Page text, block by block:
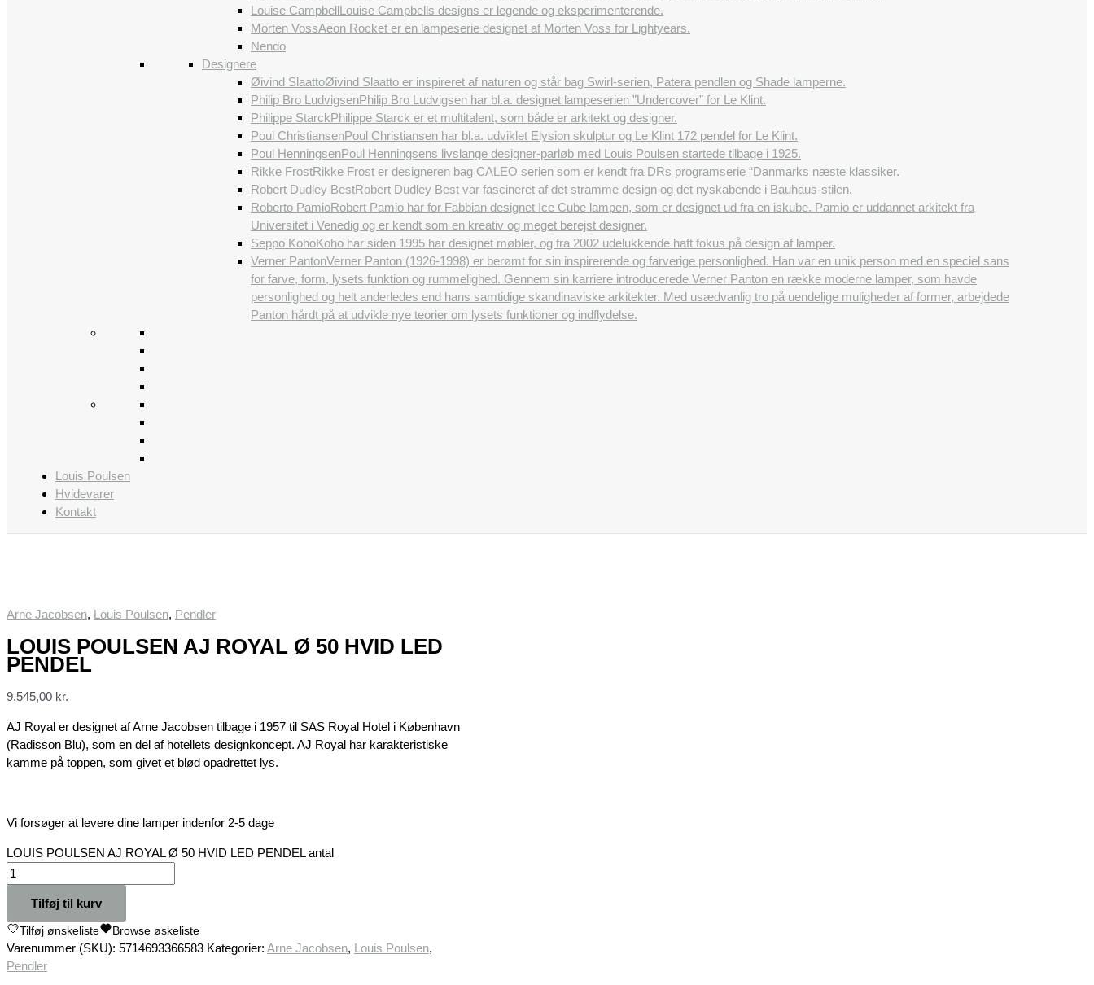
Louise CampbellLouise Campbells designs er legende og eksperimenterende.
Morten VossAeon Rocket er en lampeserie designet af Morten Voss for Lightyears.
Nendo
Designere
Øivind SlaattoØivind Slaatto er inspireret af naturen og står bag Swirl-serien, Patera pendlen og Shade lamperne.
Philip Bro LudvigsenPhilip Bro Ludvigsen har bl.a. designet lampeserien ”Undercover” for Le Klint.
Philippe StarckPhilippe Starck er et multitalent, som både er arkitekt og designer.
Poul ChristiansenPoul Christiansen har bl.a. udviklet Elysion skulptur og Le Klint 172 pendel for Le Klint.
Poul HenningsenPoul Henningsens livslange designer-parløb med Louis Poulsen startede tilbage i 1925.
Rikke FrostRikke Frost er designeren bag CALEO serien som er kendt fra DRs programserie “Danmarks næste klassiker.
Robert Dudley BestRobert Dudley Best var fascineret af det stramme design og det nyskabende i Bauhaus-stilen.
Roberto PamioRobert Pamio har for Fabbian designet Ice Cube lampen, som er designet ud fra en iskube. Pamio er uddannet arkitekt fra
Universitet i Venedig og er kendt som en kreativ og meget berejst designer.
Seppo KohoKoho har siden 1995 har designet møbler, og fra 2002 udelukkende haft fokus på design af lamper.
Verner PantonVerner Panton (1926-1998) er berømt for sin inspirerende og farverige personlighed. Han var en unik person med en speciel sans
for farve, form, lysets funktion og rummelighed. Gennem sin karriere introducerede Verner Panton en række moderne lamper, som havde
personlighed og helt anderledes end hans samtidige skandinaviske arkitekter. Med usædvanlig tro på uendelige muligheder af former, arbejdede
Panton hårdt på at udvikle nye teorier om lysets funktioner og indflydelse.
Louis Poulsen
Hvidevarer
Kontakt
Arne Jacobsen, Louis Poulsen, Pendler
LOUIS POULSEN AJ ROYAL Ø 50 HVID LED
PENDEL
9.545,00 kr.
AJ Royal er designet af Arne Jacobsen tilbage i 1957 til SAS Royal Hotel i København
(Radisson Blu), som en del af hotellets designkoncept. AJ Royal har karakteristiske
kamme på toppen, som givet et blød opadrettet lys.
Vi forsøger at levere dine lamper indenfor 2-5 dage
LOUIS POULSEN AJ ROYAL Ø 50 HVID LED PENDEL antal
Tilføj til kurv
Tilføj ønskeliste Browse øskeliste
Varenummer (SKU): 5714693366583 Kategorier: Arne Jacobsen, Louis Poulsen,
Pendler